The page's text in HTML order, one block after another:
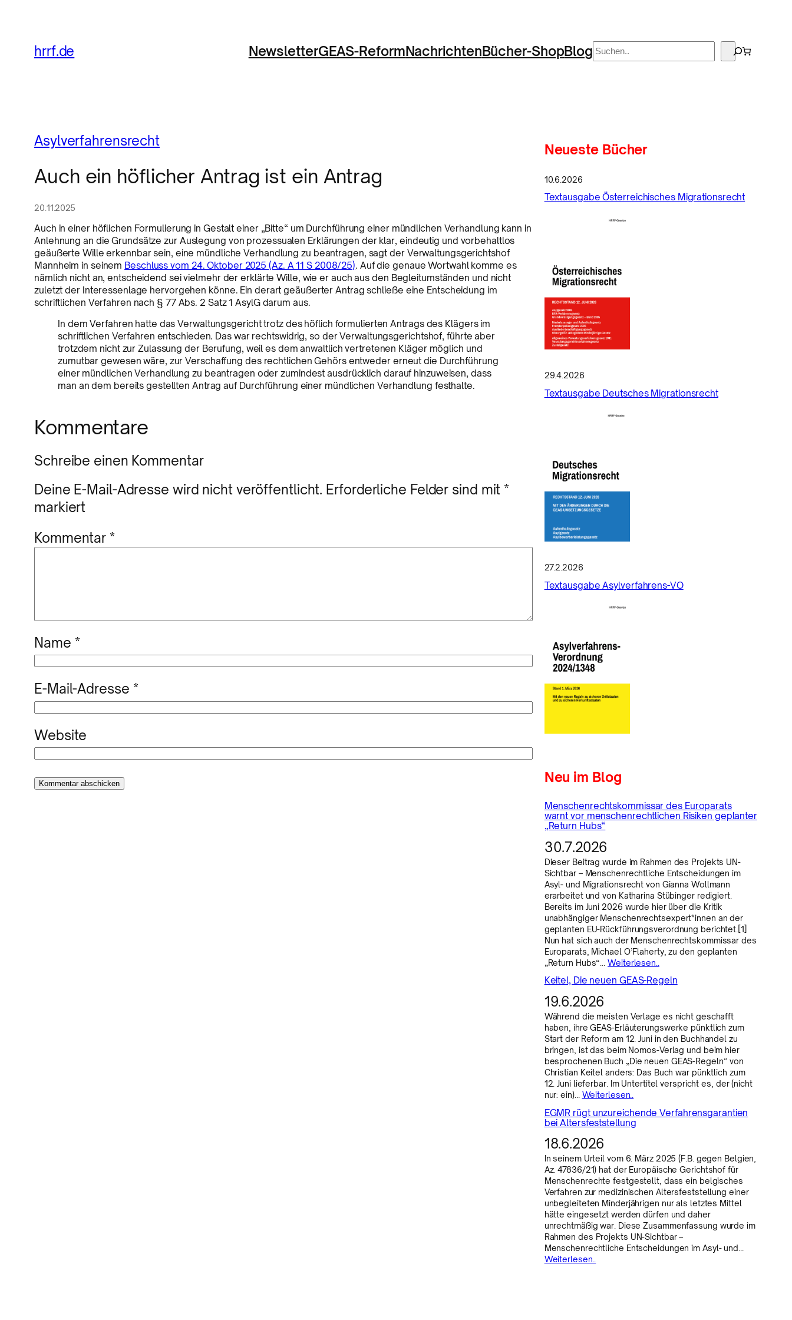
hrrf.de NewsletterGEAS-ReformNachrichtenBücher-ShopBlog Suchen
Asylverfahrensrecht
Auch ein höflicher Antrag ist ein Antrag
20.11.2025
Auch in einer höflichen Formulierung in Gestalt einer „Bitte“ um Durchführung einer mündlichen Verhandlung kann in
Anlehnung an die Grundsätze zur Auslegung von prozessualen Erklärungen der klar, eindeutig und vorbehaltlos
geäußerte Wille erkennbar sein, eine mündliche Verhandlung zu beantragen, sagt der Verwaltungsgerichtshof
Mannheim in seinem Beschluss vom 24. Oktober 2025 (Az. A 11 S 2008/25). Auf die genaue Wortwahl komme es
nämlich nicht an, entscheidend sei vielmehr der erklärte Wille, wie er auch aus den Begleitumständen und nicht
zuletzt der Interessenlage hervorgehen könne. Ein derart geäußerter Antrag schließe eine Entscheidung im
schriftlichen Verfahren nach § 77 Abs. 2 Satz 1 AsylG darum aus.
In dem Verfahren hatte das Verwaltungsgericht trotz des höflich formulierten Antrags des Klägers im
schriftlichen Verfahren entschieden. Das war rechtswidrig, so der Verwaltungsgerichtshof, führte aber
trotzdem nicht zur Zulassung der Berufung, weil es dem anwaltlich vertretenen Kläger möglich und
zumutbar gewesen wäre, zur Verschaffung des rechtlichen Gehörs entweder erneut die Durchführung
einer mündlichen Verhandlung zu beantragen oder zumindest ausdrücklich darauf hinzuweisen, dass
man an dem bereits gestellten Antrag auf Durchführung einer mündlichen Verhandlung festhalte.
Kommentare
Schreibe einen Kommentar
Deine E-Mail-Adresse wird nicht veröffentlicht. Erforderliche Felder sind mit *
markiert
Kommentar *
Name *
E-Mail-Adresse *
Website
Neueste Bücher
10.6.2026
Textausgabe Österreichisches Migrationsrecht
29.4.2026
Textausgabe Deutsches Migrationsrecht
27.2.2026
Textausgabe Asylverfahrens-VO
Neu im Blog
Menschenrechtskommissar des Europarats
warnt vor menschenrechtlichen Risiken geplanter
„Return Hubs“
30.7.2026
Dieser Beitrag wurde im Rahmen des Projekts UN-
Sichtbar – Menschenrechtliche Entscheidungen im
Asyl- und Migrationsrecht von Gianna Wollmann
erarbeitet und von Katharina Stübinger redigiert.
Bereits im Juni 2026 wurde hier über die Kritik
unabhängiger Menschenrechtsexpert*innen an der
geplanten EU-Rückführungsverordnung berichtet.[1]
Nun hat sich auch der Menschenrechtskommissar des
Europarats, Michael O’Flaherty, zu den geplanten
„Return Hubs“…Weiterlesen..
Keitel, Die neuen GEAS-Regeln
19.6.2026
Während die meisten Verlage es nicht geschafft
haben, ihre GEAS-Erläuterungswerke pünktlich zum
Start der Reform am 12. Juni in den Buchhandel zu
bringen, ist das beim Nomos-Verlag und beim hier
besprochenen Buch „Die neuen GEAS-Regeln“ von
Christian Keitel anders: Das Buch war pünktlich zum
12. Juni lieferbar. Im Untertitel verspricht es, der (nicht
nur: ein)… Weiterlesen..
EGMR rügt unzureichende Verfahrensgarantien
bei Altersfeststellung
18.6.2026
In seinem Urteil vom 6. März 2025 (F.B. gegen Belgien,
Az. 47836/21) hat der Europäische Gerichtshof für
Menschenrechte festgestellt, dass ein belgisches
Verfahren zur medizinischen Altersfeststellung einer
unbegleiteten Minderjährigen nur als letztes Mittel
hätte eingesetzt werden dürfen und daher
unrechtmäßig war. Diese Zusammenfassung wurde im
Rahmen des Projekts UN-Sichtbar –
Menschenrechtliche Entscheidungen im Asyl- und…
Weiterlesen..